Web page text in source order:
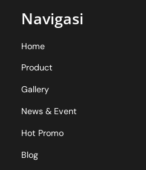
Navigasi
Home
Product
Gallery
News & Event
Hot Promo
Blog